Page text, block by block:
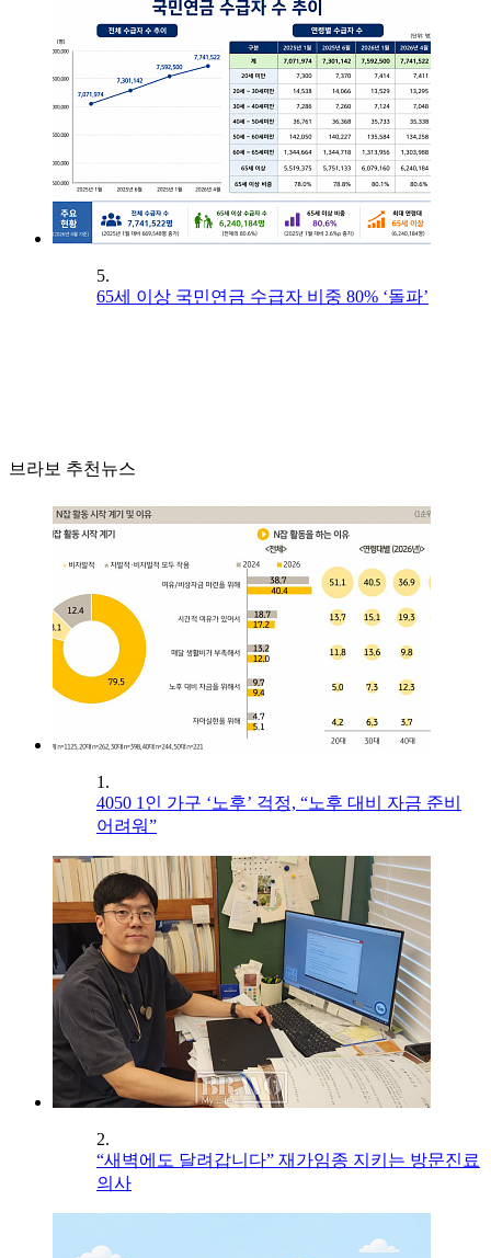
5.
65세 이상 국민연금 수급자 비중 80% ‘돌파’
브라보 추천뉴스
1.
4050 1인 가구 ‘노후’ 걱정, “노후 대비 자금 준비
어려워”
2.
“새벽에도 달려갑니다” 재가임종 지키는 방문진료
의사